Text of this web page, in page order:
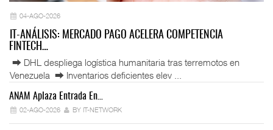
04-AGO-2026
IT-ANÁLISIS: MERCADO PAGO ACELERA COMPETENCIA
FINTECH…
⮕ DHL despliega logística humanitaria tras terremotos en
Venezuela ⮕ Inventarios deficientes elev ...
ANAM Aplaza Entrada En…
02-AGO-2026 BY IT-NETWORK